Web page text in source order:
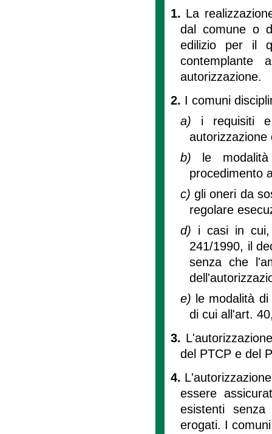
1. La
dal comune o
edilizio per il
autorizzazione.
2. I comuni
a) i requisiti
autorizzazione
b)
le
procedimento
c)gli oneri da
regolare
d) i casi in
241/1990, il
senza che
e) le modalità
di cui all'art.
3.
del PTCP e del
4.
essere
esistenti
erogati. I